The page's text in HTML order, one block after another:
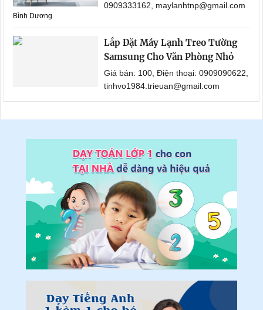
0909333162, maylanhtnp@gmail.com
Bình Dương
Lắp Đặt Máy Lạnh Treo Tường
Samsung Cho Văn Phòng Nhỏ
Giá bán: 100, Điện thoại: 0909090622,
tinhvo1984.trieuan@gmail.com